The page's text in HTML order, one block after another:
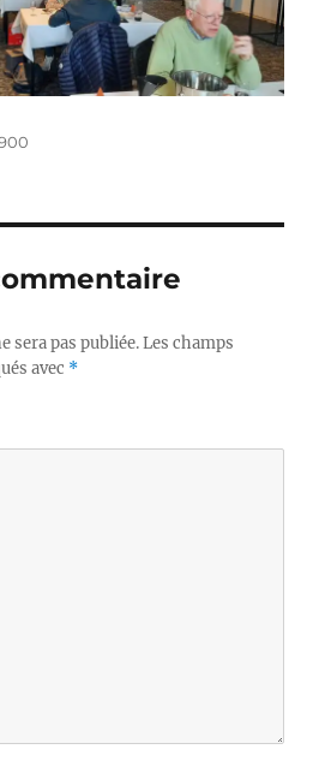
sera pas publiée. Les champs
avec *